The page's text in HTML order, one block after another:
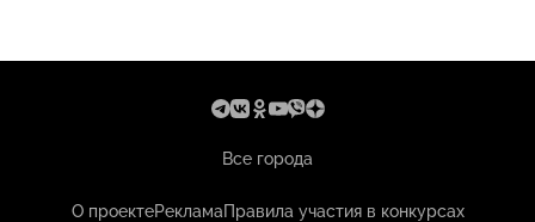
Все города
О проектеРекламаПравила участия в конкурсах